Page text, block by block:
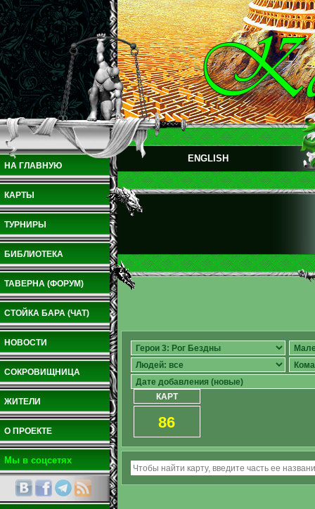
НА ГЛАВНУЮ
КАРТЫ
ТУРНИРЫ
БИБЛИОТЕКА
ТАВЕРНА (ФОРУМ)
СТОЙКА БАРА (ЧАТ)
НОВОСТИ
СОКРОВИЩНИЦА
ЖИТЕЛИ
О ПРОЕКТЕ
Мы в соцсетях
ENGLISH
КАРТ
86